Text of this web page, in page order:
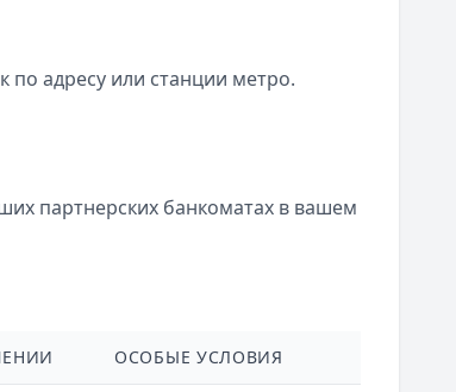
по адресу или станции метро.
партнерских банкоматах в вашем
ОСОБЫЕ УСЛОВИЯ